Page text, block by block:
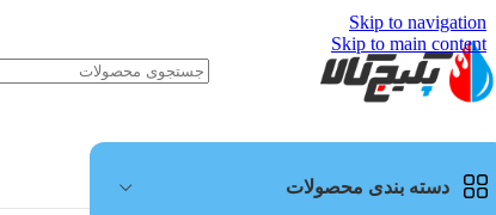
Skip to navigation
Skip to main content
دسته بندی محصولات